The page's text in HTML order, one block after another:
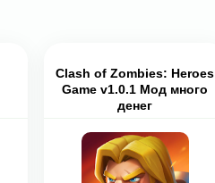
Clash of Zombies: Heroes
Game v1.0.1 Мод много
денег